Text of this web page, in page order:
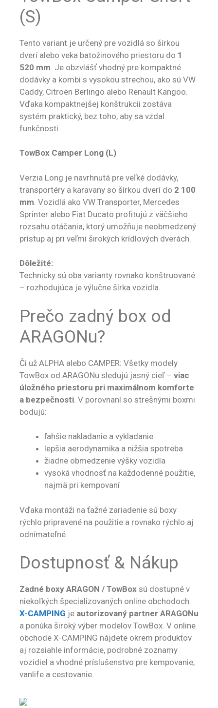
(S)
Tento variant je určený pre vozidlá so šírkou
dverí alebo veka batožinového priestoru do 1
520 mm . Je obzvlášť vhodný pre kompaktné
dodávky a kombi s vysokou strechou, ako sú VW
Caddy, Citroën Berlingo alebo Renault Kangoo.
Vďaka kompaktnejšej konštrukcii zostáva
systém praktický, bez toho, aby sa vzdal
funkčnosti.
TowBox Camper Long (L)
Verzia Long je navrhnutá pre veľké dodávky,
transportéry a karavany so šírkou dverí do 2 100
mm . Vozidlá ako VW Transporter, Mercedes
Sprinter alebo Fiat Ducato profitujú z väčšieho
rozsahu otáčania, ktorý umožňuje neobmedzený
prístup aj pri veľmi širokých krídlových dverách.
Dôležité:
Technicky sú oba varianty rovnako konštruované
– rozhodujúca je výlučne šírka vozidla.
Prečo zadný box od
ARAGONu?
Či už ALPHA alebo CAMPER: Všetky modely
TowBox od ARAGONu sledujú jasný cieľ – viac
úložného priestoru pri maximálnom komforte
a bezpečnosti . V porovnaní so strešnými boxmi
bodujú:
ľahšie nakladanie a vykladanie
lepšia aerodynamika a nižšia spotreba
žiadne obmedzenie výšky vozidla
vysoká vhodnosť na každodenné použitie,
najmä pri kempovaní
Vďaka montáži na ťažné zariadenie sú boxy
rýchlo pripravené na použitie a rovnako rýchlo aj
odnímateľné.
Dostupnosť & Nákup
Zadné boxy ARAGON / TowBox sú dostupné v
niekoľkých špecializovaných online obchodoch.
X-CAMPING je autorizovaný partner ARAGONu
a ponúka široký výber modelov TowBox. V online
obchode X-CAMPING nájdete okrem produktov
aj rozsiahle informácie, podrobné zoznamy
vozidiel a vhodné príslušenstvo pre kempovanie,
vanlife a cestovanie.